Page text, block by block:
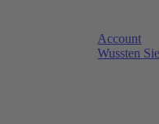
Account
Wussten